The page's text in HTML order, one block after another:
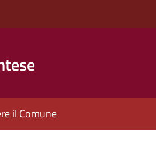
il Comune